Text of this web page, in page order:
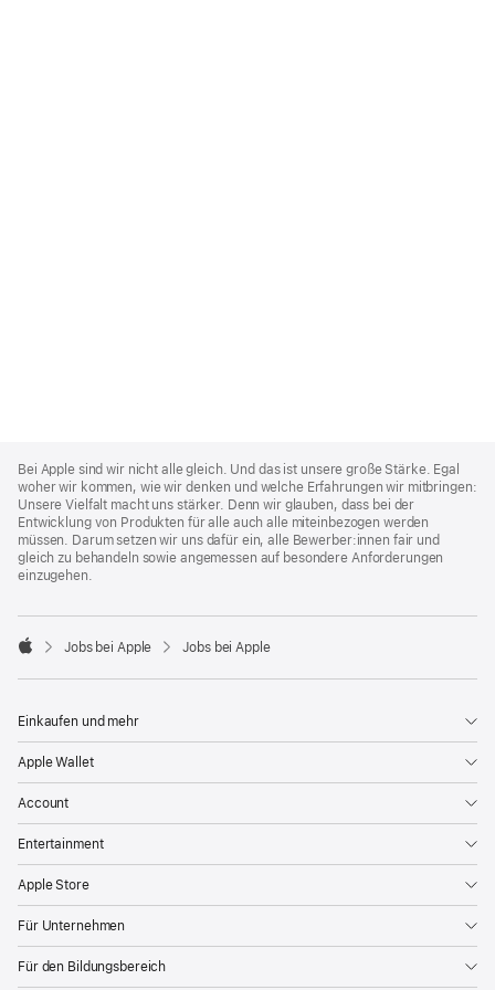
Footer
Bei Apple sind wir nicht alle gleich. Und das ist unsere große Stärke. Egal
woher wir kommen, wie wir denken und welche Erfahrungen wir mitbringen:
Unsere Vielfalt macht uns stärker. Denn wir glauben, dass bei der
Entwicklung von Produkten für alle auch alle miteinbezogen werden
müssen. Darum setzen wir uns dafür ein, alle Bewerber:innen fair und
gleich zu behandeln sowie angemessen auf besondere Anforderungen
einzugehen.

Jobs bei Apple Jobs bei Apple
Einkaufen und mehr
Apple Wallet
Account
Entertainment
Apple Store
Für Unternehmen
Für den Bildungsbereich